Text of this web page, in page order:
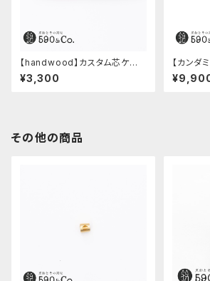
【handwood】カスタム芯ケー
ス・中間パーツ有り/Enjoy free
ly (ステンレス)
¥3,300
【カンダ
ス・ミネ
その他の商品